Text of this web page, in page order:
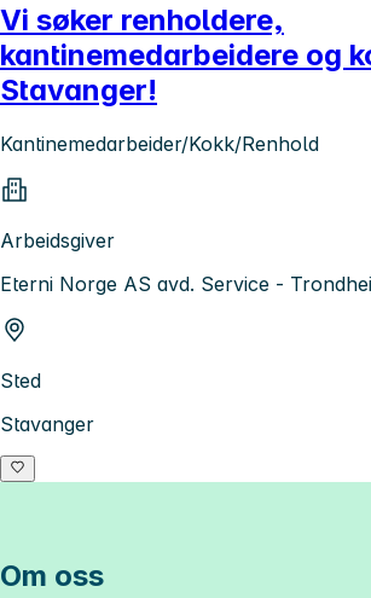
Vi søker renholdere,
kantinemedarbeidere og
Stavanger!
Kantinemedarbeider/Kokk/Renhold
Arbeidsgiver
Eterni Norge AS avd. Service -
Sted
Stavanger
Om oss